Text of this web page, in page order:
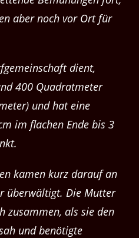
aber noch vor Ort für
dient,
400 Quadratmeter
und hat eine
im flachen Ende bis 3
kamen kurz darauf an
überwältigt. Die Mutter
zusammen, als sie den
und benötigte